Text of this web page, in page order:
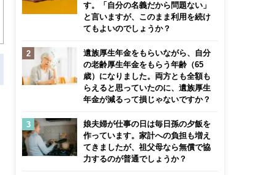
す。「自分の名義だから問題ない」
と言いますが、このまま利用を続け
てもよいのでしょうか？
遺族厚生年金をもらいながら、自分
の老齢厚生年金をもらう年齢（65
歳）になりました。両方とも全額も
らえると思っていたのに、遺族厚生
年金が減るって損じゃないですか？
娘夫婦が仕事の日は毎日孫の夕飯を
作っています。家計への負担も増え
てきましたが、祖父母なら無償で協
力するのが普通でしょうか？